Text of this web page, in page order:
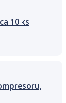
10 ks